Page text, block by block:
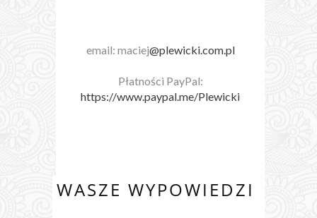
email: maciej@plewicki.com.pl
Płatności PayPal:
https://www.paypal.me/Plewicki
WASZE WYPOWIEDZI